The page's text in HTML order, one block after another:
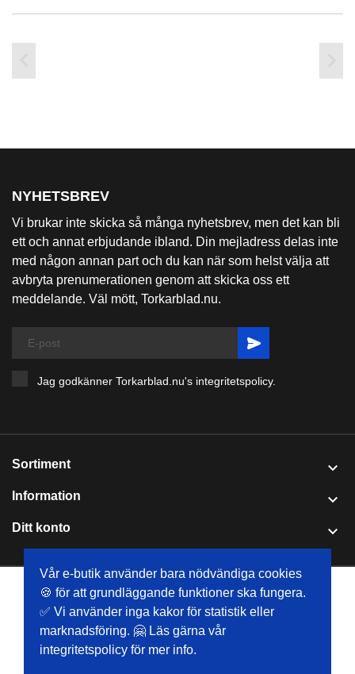
Vår e-butik använder bara nödvändiga cookies
🍪 för att grundläggande funktioner ska fungera.
✅ Vi använder inga kakor för statistik eller
marknadsföring. 🤗 Läs gärna vår
integritetspolicy för mer info.
NYHETSBREV
Vi brukar inte skicka så många nyhetsbrev, men det kan bli
ett och annat erbjudande ibland. Din mejladress delas inte
med någon annan part och du kan när som helst välja att
avbryta prenumerationen genom att skicka oss ett
meddelande. Väl mött, Torkarblad.nu.
Jag godkänner Torkarblad.nu's integritetspolicy.
Sortiment 
Information 
Ditt konto 
© 2026 Torkarblad.nu - Försäljning av torkarblad online | E-
handelsprogramvara via PrestaShop™